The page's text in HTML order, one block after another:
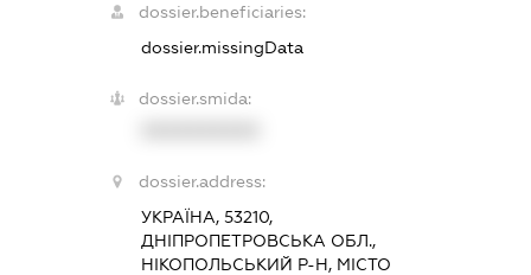
dossier.beneficiaries:
dossier.missingData
dossier.smida:
dossier.address:
УКРАЇНА, 53210,
ДНІПРОПЕТРОВСЬКА ОБЛ.,
НІКОПОЛЬСЬКИЙ Р-Н, МІСТО